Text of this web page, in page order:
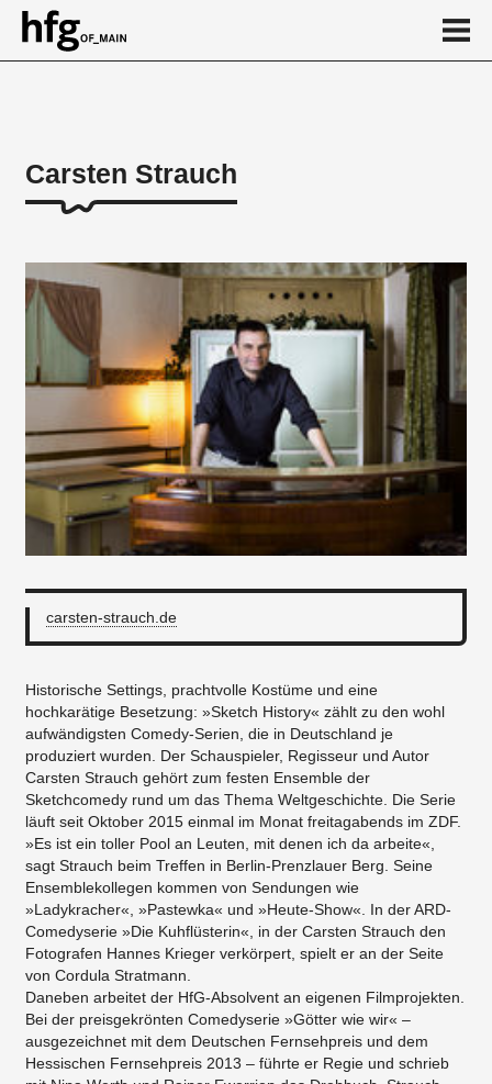
Über
...
Carsten Strauch
carsten-strauch.de
Historische Settings, prachtvolle Kostüme und eine
hochkarätige Besetzung: »Sketch History« zählt zu den wohl
aufwändigsten Comedy-Serien, die in Deutschland je
produziert wurden. Der Schauspieler, Regisseur und Autor
Carsten Strauch gehört zum festen Ensemble der
Sketchcomedy rund um das Thema Weltgeschichte. Die Serie
läuft seit Oktober 2015 einmal im Monat freitagabends im ZDF.
»Es ist ein toller Pool an Leuten, mit denen ich da arbeite«,
sagt Strauch beim Treffen in Berlin-Prenzlauer Berg. Seine
Ensemblekollegen kommen von Sendungen wie
»Ladykracher«, »Pastewka« und »Heute-Show«. In der ARD-
Comedyserie »Die Kuhflüsterin«, in der Carsten Strauch den
Fotografen Hannes Krieger verkörpert, spielt er an der Seite
von Cordula Stratmann.
Daneben arbeitet der HfG-Absolvent an eigenen Filmprojekten.
Bei der preisgekrönten Comedyserie »Götter wie wir« –
ausgezeichnet mit dem Deutschen Fernsehpreis und dem
Hessischen Fernsehpreis 2013 – führte er Regie und schrieb